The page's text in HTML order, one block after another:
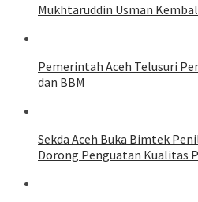
Mukhtaruddin Usman
Pemerintah Aceh Telusuri
dan BBM
Sekda Aceh Buka Bimtek
Dorong Penguatan Kualitas